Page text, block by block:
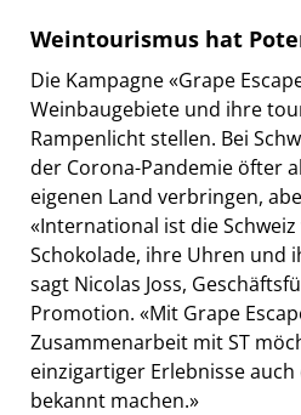
Weintourismus hat
Die Kampagne «Grape
Weinbaugebiete und ihre
Rampenlicht stellen. Bei
der Corona-Pandemie öfter
eigenen Land verbringen,
«International ist die
Schokolade, ihre Uhren und
sagt Nicolas Joss,
Promotion. «Mit Grape
Zusammenarbeit mit ST
einzigartiger Erlebnisse auch
bekannt machen.»